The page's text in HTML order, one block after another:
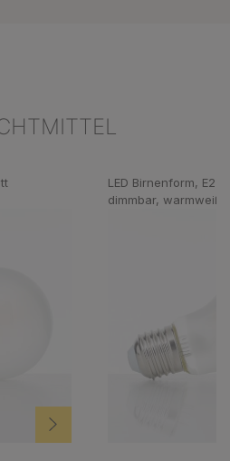
LED Birnenform, E27,
dimmbar, warmweiß